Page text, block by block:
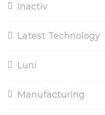
Inactiv
Latest Technology
Luni
Manufacturing